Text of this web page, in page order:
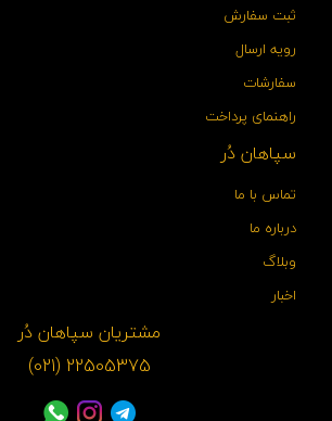
ثبت سفارش
رویه ارسال
سفارشات
راهنمای پرداخت
سپاهان دُر
تماس با ما
درباره ما
وبلاگ
اخبار
مشتریان سپاهان دُر
22505375 (021)